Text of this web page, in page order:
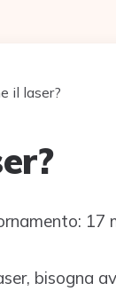
il laser?
17
bisogna